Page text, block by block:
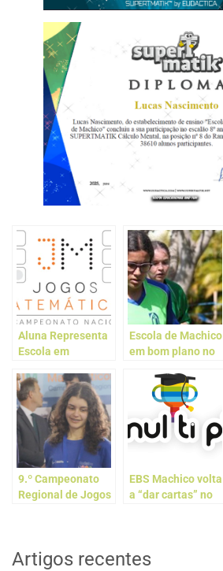
Aluna Representa
Escola em
Nacional de Jogos
Matemáticos
Escola de Machico
em bom plano no
Escolar
9.º Campeonato
Regional de Jogos
EBS Machico volta
a “dar cartas” no
Artigos recentes